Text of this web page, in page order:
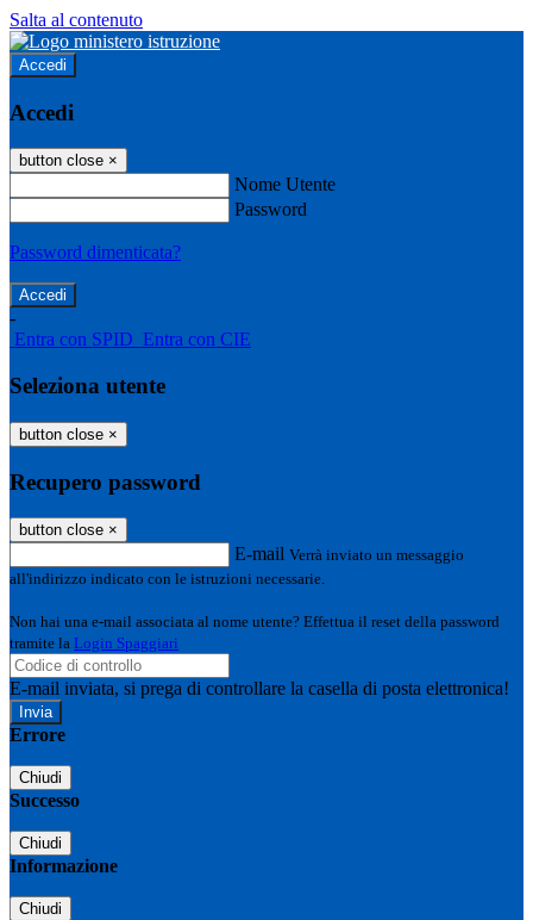
Salta al contenuto
Accedi
Accedi
button close ×
Nome Utente
Password
Password dimenticata?
-
Entra con SPID Entra con CIE
Seleziona utente
button close ×
Recupero password
button close ×
E-mail Verrà inviato un messaggio
all'indirizzo indicato con le istruzioni necessarie.
Non hai una e-mail associata al nome utente? Effettua il reset della password
tramite la Login Spaggiari
E-mail inviata, si prega di controllare la casella di posta elettronica!
Errore
Chiudi
Successo
Chiudi
Informazione
Chiudi